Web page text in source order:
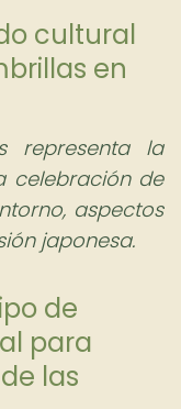
cultural
en
representa la
celebración de
aspectos
japonesa.
de
para
las